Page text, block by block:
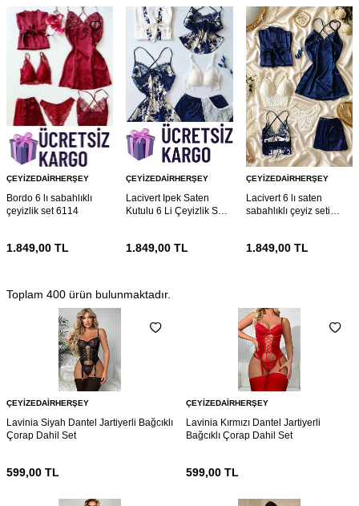
ÇEYIZEDAIRHERŞEY
Bordo 6 lı sabahlıklı
çeyizlik set 6114
1.849,00 TL
ÇEYIZEDAIRHERŞEY
Lacivert Ipek Saten
Kutulu 6 Li Çeyizlik Set
1.849,00 TL
ÇEYIZEDAIRHERŞEY
Lacivert 6 lı saten
sabahlıklı çeyiz seti
1.849,00TL
Toplam 400 ürün bulunmaktadır.
ÇEYIZEDAIRHERŞEY
Lavinia Siyah Dantel Jartiyerli Bağcıklı
Çorap Dahil Set
599,00 TL
ÇEYIZEDAIRHERŞEY
Lavinia Kırmızı Dantel Jartiyerli
Bağcıklı Çorap Dahil Set
599,00 TL